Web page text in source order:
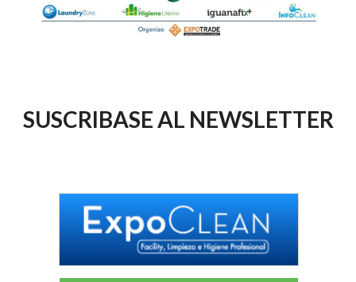
SUSCRIBASE AL NEWSLETTER